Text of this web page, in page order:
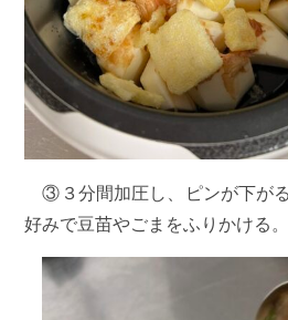
③３分間加圧し、ピンが下が
好みで豆苗やごまをふりかける。